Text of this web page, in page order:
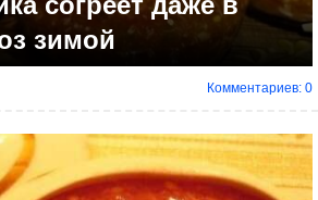
зимой
Комментариев: 0